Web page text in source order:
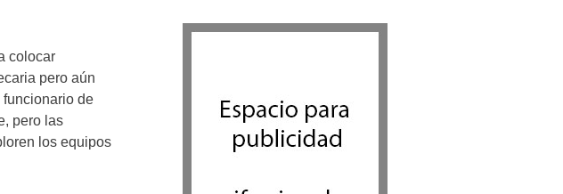
colocar
pero aún
de
pero las
los equipos
más avanzado y caro jamás
Israel y Medio Oriente
día
5 agosto 2026